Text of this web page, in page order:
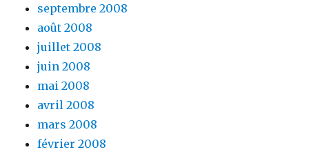
septembre 2008
août 2008
juillet 2008
juin 2008
mai 2008
avril 2008
mars 2008
février 2008